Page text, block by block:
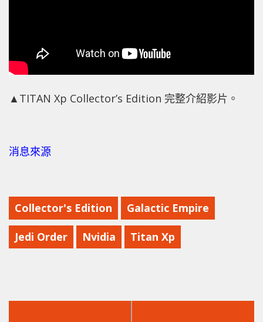
▲TITAN Xp Collector’s Edition 完整介紹影片。
消息來源
Collector's Edition Galactic Empire
Jedi Order Nvidia Titan Xp